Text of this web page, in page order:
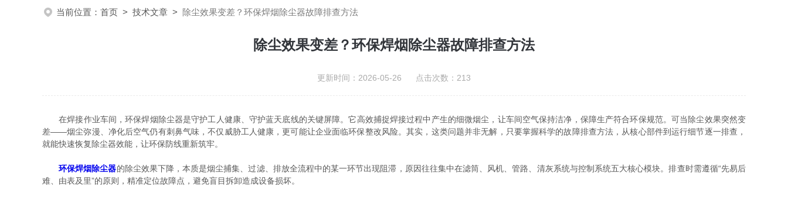
当前位置： 首页 > 技术文章 > 除尘效果变差？环保焊烟除尘器故障排查方法
除尘效果变差？环保焊烟除尘器故障排查方法
更新时间：2026-05-26 点击次数：213
在焊接作业车间，环保焊烟除尘器是守护工人健康、守护蓝天底线的关键屏障。它高效捕捉焊接过程中产生的细微烟尘，让车间空气保持洁净，保障生产符合环保规范。可当除尘效果突然变
差——烟尘弥漫、净化后空气仍有刺鼻气味，不仅威胁工人健康，更可能让企业面临环保整改风险。其实，这类问题并非无解，只要掌握科学的故障排查方法，从核心部件到运行细节逐一排查，
就能快速恢复除尘器效能，让环保防线重新筑牢。
环保焊烟除尘器的除尘效果下降，本质是烟尘捕集、过滤、排放全流程中的某一环节出现阻滞，原因往往集中在滤筒、风机、管路、清灰系统与控制系统五大核心模块。排查时需遵循“先易后
难、由表及里”的原则，精准定位故障点，避免盲目拆卸造成设备损坏。